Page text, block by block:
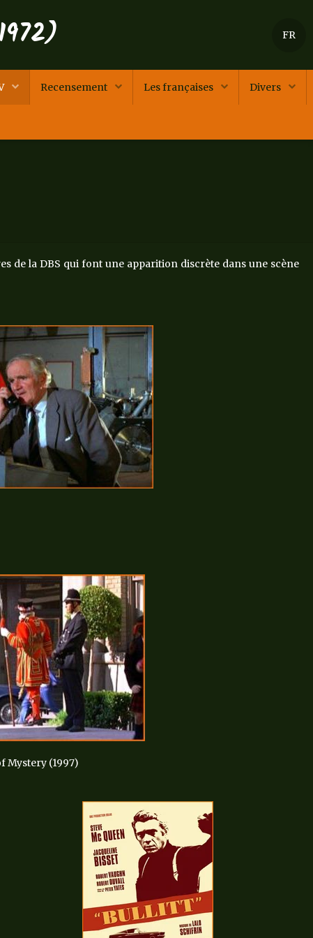
FR
Recensement Les françaises Divers
de la DBS qui font une apparition discrète dans une scène
Mystery (1997)